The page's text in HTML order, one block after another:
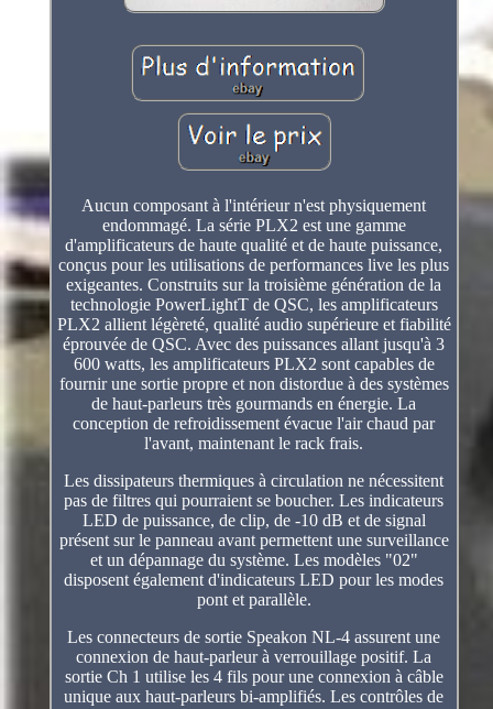
Aucun composant à l'intérieur n'est physiquement
endommagé. La série PLX2 est une gamme
d'amplificateurs de haute qualité et de haute puissance,
conçus pour les utilisations de performances live les plus
exigeantes. Construits sur la troisième génération de la
technologie PowerLightT de QSC, les amplificateurs
PLX2 allient légèreté, qualité audio supérieure et fiabilité
éprouvée de QSC. Avec des puissances allant jusqu'à 3
600 watts, les amplificateurs PLX2 sont capables de
fournir une sortie propre et non distordue à des systèmes
de haut-parleurs très gourmands en énergie. La
conception de refroidissement évacue l'air chaud par
l'avant, maintenant le rack frais.
Les dissipateurs thermiques à circulation ne nécessitent
pas de filtres qui pourraient se boucher. Les indicateurs
LED de puissance, de clip, de -10 dB et de signal
présent sur le panneau avant permettent une surveillance
et un dépannage du système. Les modèles "02"
disposent également d'indicateurs LED pour les modes
pont et parallèle.
Les connecteurs de sortie Speakon NL-4 assurent une
connexion de haut-parleur à verrouillage positif. La
sortie Ch 1 utilise les 4 fils pour une connexion à câble
unique aux haut-parleurs bi-amplifiés. Les contrôles de